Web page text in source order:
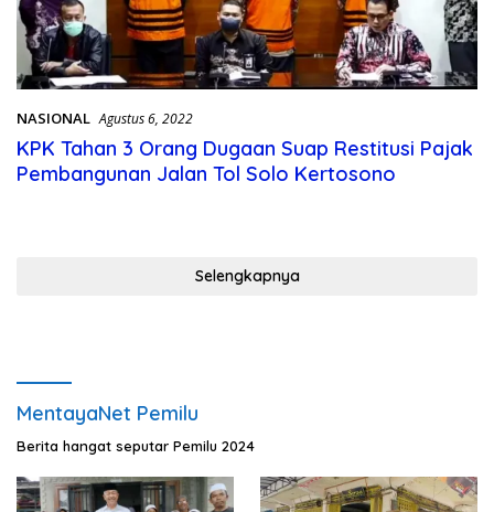
NASIONAL Agustus 6, 2022
KPK Tahan 3 Orang Dugaan Suap Restitusi Pajak
Pembangunan Jalan Tol Solo Kertosono
Selengkapnya
MentayaNet Pemilu
Berita hangat seputar Pemilu 2024